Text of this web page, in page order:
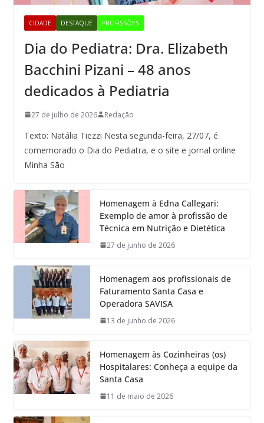
CIDADE DESTAQUE PROFISSÕES
Dia do Pediatra: Dra. Elizabeth
Bacchini Pizani – 48 anos
dedicados à Pediatria
27 de julho de 2026 Redação
Texto: Natália Tiezzi Nesta segunda-feira, 27/07, é
comemorado o Dia do Pediatra, e o site e jornal online
Minha São
Homenagem à Edna Callegari:
Exemplo de amor à profissão de
Técnica em Nutrição e Dietética
27 de junho de 2026
Homenagem aos profissionais de
Faturamento Santa Casa e
Operadora SAVISA
13 de junho de 2026
Homenagem às Cozinheiras (os)
Hospitalares: Conheça a equipe da
Santa Casa
11 de maio de 2026